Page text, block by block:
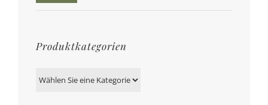
Preis
Preis
Produktkategorien